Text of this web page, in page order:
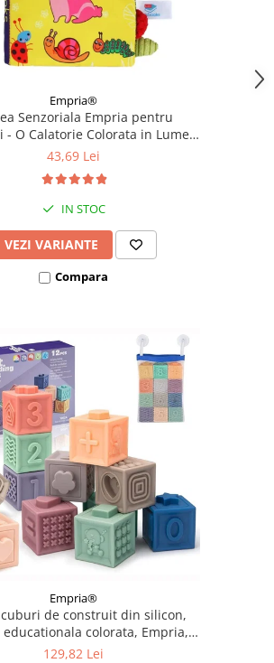
Empria®
Senzoriala Empria pentru
- O Calatorie Colorata in Lumea
Diverse modele
43,69 Lei
IN STOC
VEZI VARIANTE
Compara
Empria®
cuburi de construit din silicon,
colorata, Empria,
Cifre si Forme
129,82 Lei